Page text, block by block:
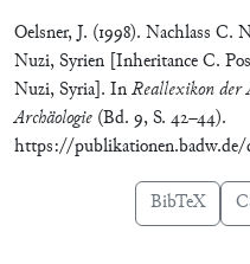
Oelsner, J. (1998). Nachlass C.
Nuzi, Syrien [Inheritance C.
Nuzi, Syria]. InReallexikon der
Archäologie (Bd. 9, S. 42–44).
https://publikationen.badw.de/
BibTeX